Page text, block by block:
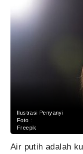
Ilustrasi Penyanyi
Foto :
Freepik
Air putih adalah